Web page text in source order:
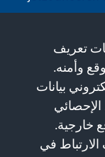
تعريف
وأمنه.
بيانات
خارجية.
في